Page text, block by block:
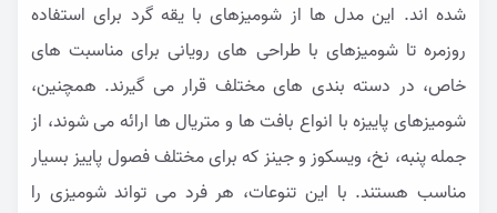
شده اند. این مدل ها از شومیزهای با یقه گرد برای استفاده
روزمره تا شومیزهای با طراحی های رویانی برای مناسبت های
خاص، در دسته بندی های مختلف قرار می گیرند. همچنین،
شومیزهای پاییزه با انواع بافت ها و متریال ها ارائه می شوند، از
جمله پنبه، نخ، ویسکوز و جینز که برای مختلف فصول پاییز بسیار
مناسب هستند. با این تنوعات، هر فرد می تواند شومیزی را